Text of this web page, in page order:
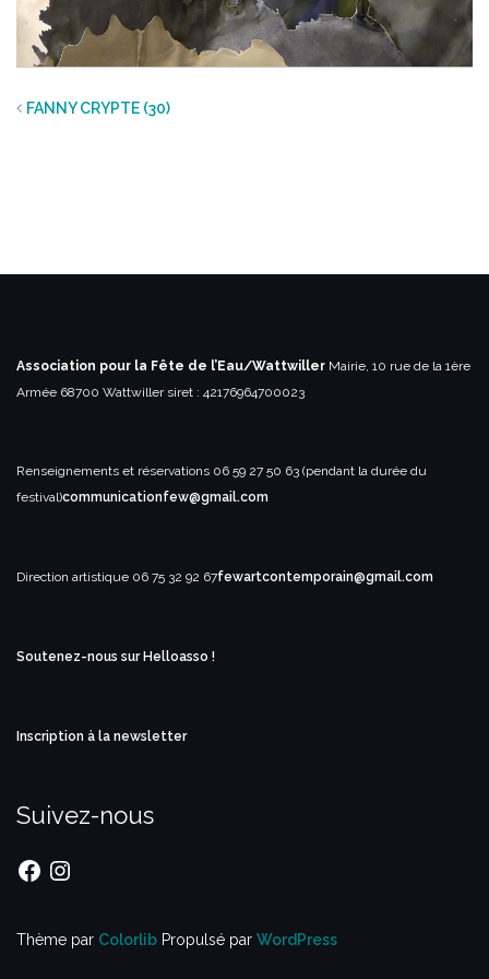
FANNY CRYPTE (30)
Association pour la Fête de l’Eau/Wattwiller Mairie, 10 rue de la 1ère
Armée 68700 Wattwillersiret : 42176964700023
Renseignements et réservations 06 59 27 50 63 (pendant la durée du
festival)communicationfew@gmail.com
Direction artistique 06 75 32 92 67fewartcontemporain@gmail.com
Soutenez-nous sur Helloasso !
Inscription à la newsletter
Suivez-nous
FacebookInstagram
Thème par Colorlib Propulsé par WordPress